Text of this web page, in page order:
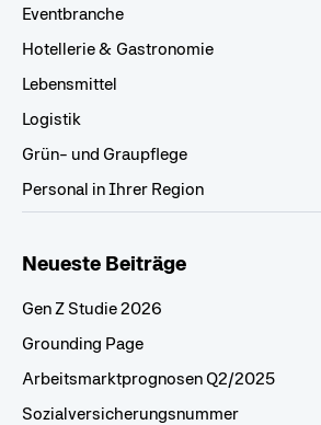
Eventbranche
Hotellerie & Gastronomie
Lebensmittel
Logistik
Grün- und Graupflege
Personal in Ihrer Region
Neueste Beiträge
Gen Z Studie 2026
Grounding Page
Arbeitsmarktprognosen Q2/2025
Sozialversicherungsnummer